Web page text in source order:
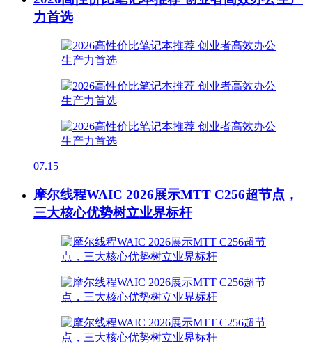
力首选
07.15
摩尔线程WAIC 2026展示MTT C256超节点，
三大核心优势树立业界标杆